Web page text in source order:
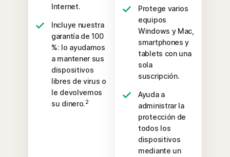
Internet.
Incluye nuestra
garantía de 100
%: lo ayudamos
a mantener sus
dispositivos
libres de virus o
le devolvemos
su dinero.2
Protege varios
equipos
Windows y Mac,
smartphones y
tablets con una
sola
suscripción.
Ayuda a
administrar la
protección de
todos los
dispositivos
mediante un